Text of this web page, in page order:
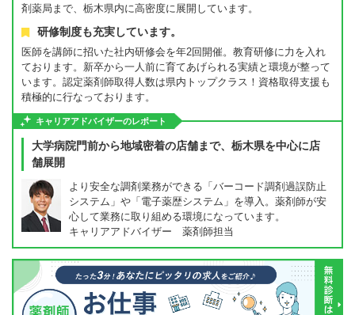
剤薬局まで、栃木県内に高密度に展開しています。
研修制度も充実しています。
医師を講師に招いた社内研修会を年2回開催。教育研修に力を入れ
ております。新卒から一人前に育てあげられる実績と環境が整って
います。認定薬剤師取得人数は県内トップクラス！資格取得支援も
積極的に行なっております。
キャリアアドバイザーのレポート
大学病院門前から地域密着の店舗まで、栃木県を中心に店
舗展開
より安全な調剤業務ができる「バーコード調剤過誤防止
システム」や「電子薬歴システム」を導入。薬剤師が安
心して業務に取り組める環境になっています。
キャリアアドバイザー 薬剤師担当